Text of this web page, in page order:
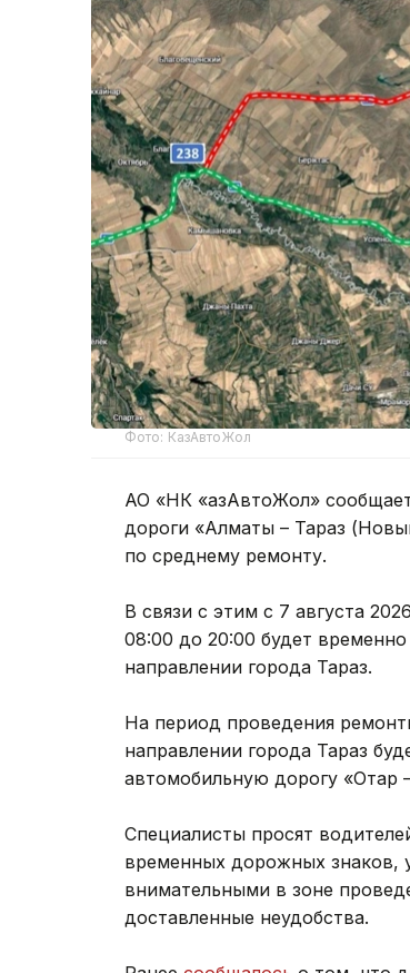
Фото: КазАвтоЖол
АО «НК «ҚазАвтоЖол»
дороги «Алматы – Тараз
по среднему ремонту.
В связи с этим с 7 августа
08:00 до 20:00 будет
направлении города Тараз.
На период проведения
направлении города Тараз
автомобильную дорогу «Отар
Специалисты просят
временных дорожных знаков,
внимательными в зоне
доставленные неудобства.